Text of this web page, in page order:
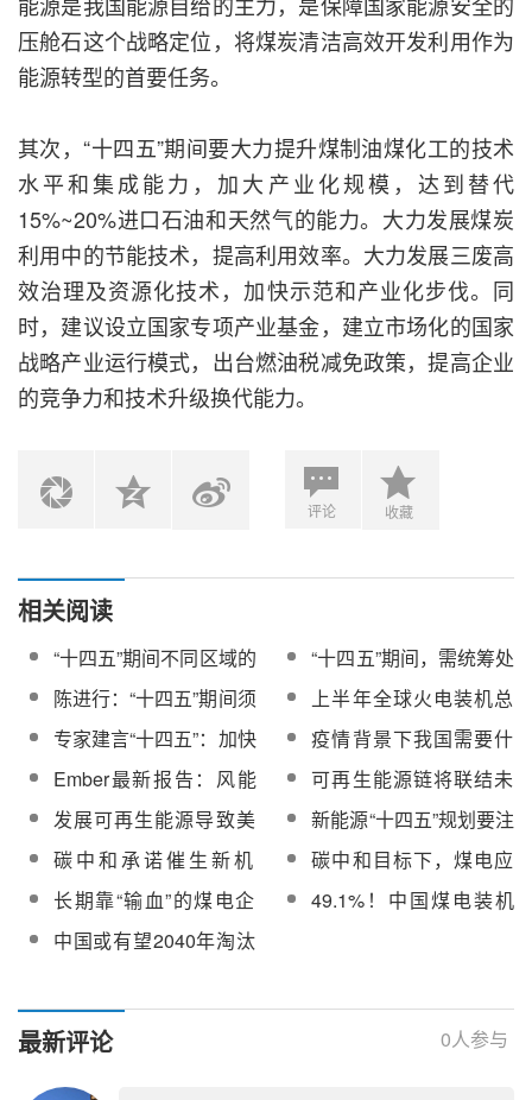
压舱石这个战略定位，将煤炭清洁高效开发利用作为
能源转型的首要任务。
其次，“十四五”期间要大力提升煤制油煤化工的技术
水平和集成能力，加大产业化规模，达到替代
15%~20%进口石油和天然气的能力。大力发展煤炭
利用中的节能技术，提高利用效率。大力发展三废高
效治理及资源化技术，加快示范和产业化步伐。同
时，建议设立国家专项产业基金，建立市场化的国家
战略产业运行模式，出台燃油税减免政策，提高企业
的竞争力和技术升级换代能力。
评论 收藏
相关阅读
“十四五”期间不同区域的
能源发展重点是什么？
“十四五”期间，需统筹处
理消纳责任权重与新能
源利用率的关系
陈进行：“十四五”期间须
建立公平开放的市场体
系和协同高效的治理体
系
上半年全球火电装机总
量首次下降，新冠疫情
或加速化石燃料淘汰
专家建言“十四五”：加快
清洁发展步伐，尽快促
成煤电达峰
疫情背景下我国需要什
么样的“能源自给”？
Ember最新报告：风能
和太阳能正稳步取代煤
炭
可再生能源链将联结未
来微电网，优先消纳网
络内的清洁能源
发展可再生能源导致美
国加州大停电？
新能源“十四五”规划要注
意这些关键抓手
碳中和承诺催生新机
遇：“十四五”新能源将步
入“量”“质”齐升阶段
碳中和目标下，煤电应
如何自处？
长期靠“输血”的煤电企
业，扭亏之路该如何
走？
49.1%！中国煤电装机
中国或有望2040年淘汰
最新评论 0人参与